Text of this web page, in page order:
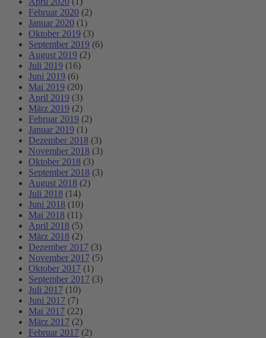
Februar 2020 (2)
Januar 2020 (1)
Oktober 2019 (3)
September 2019 (6)
August 2019 (2)
Juli 2019 (16)
Juni 2019 (6)
Mai 2019 (20)
April 2019 (3)
März 2019 (2)
Februar 2019 (2)
Januar 2019 (1)
Dezember 2018 (3)
November 2018 (3)
Oktober 2018 (3)
September 2018 (3)
August 2018 (2)
Juli 2018 (14)
Juni 2018 (10)
Mai 2018 (11)
April 2018 (5)
März 2018 (2)
Dezember 2017 (3)
November 2017 (5)
Oktober 2017 (1)
September 2017 (3)
Juli 2017 (10)
Juni 2017 (7)
Mai 2017 (22)
März 2017 (2)
Februar 2017 (2)